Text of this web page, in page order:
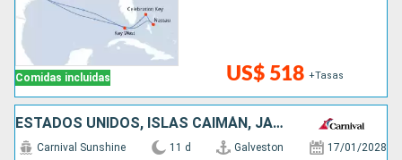
Comidas incluidas US$ 518 +Tasas
ESTADOS UNIDOS, ISLAS CAIMÁN, JAMAICA, HONDURAS, BELICE, MÉXICO
Carnival Sunshine 11 d Galveston 17/01/2028